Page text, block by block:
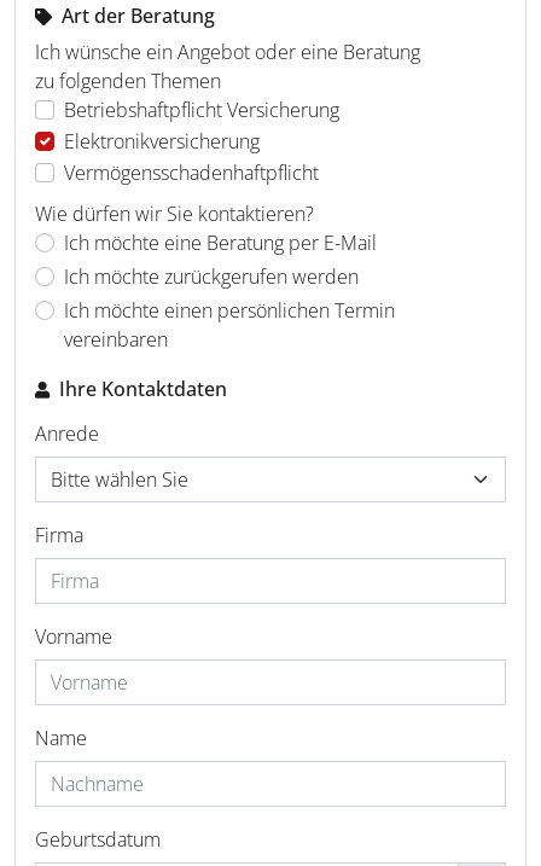
Art der Beratung
Ich wünsche ein Angebot oder eine Beratung
zu folgenden Themen
Betriebshaftpflicht Versicherung
Elektronikversicherung
Vermögensschadenhaftpflicht
Wie dürfen wir Sie kontaktieren?
Ich möchte eine Beratung per E-Mail
Ich möchte zurückgerufen werden
Ich möchte einen persönlichen Termin
vereinbaren
Ihre Kontaktdaten
Anrede
Firma
Vorname
Name
Geburtsdatum